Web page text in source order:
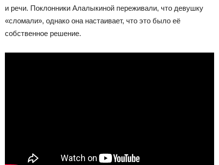
и речи. Поклонники Алалыкиной переживали, что девушку
«сломали», однако она настаивает, что это было её
собственное решение.